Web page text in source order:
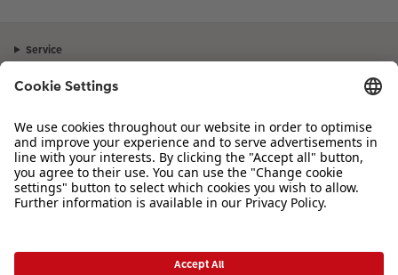
Service
Sortiment
Inspiration